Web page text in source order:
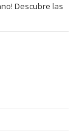
Descubre las